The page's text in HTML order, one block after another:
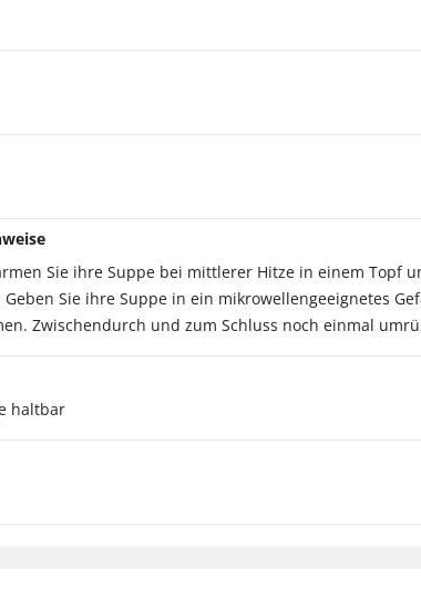
Sie ihre Suppe bei mittlerer Hitze in einem Topf
Sie ihre Suppe in ein mikrowellengeeignetes
Zwischendurch und zum Schluss noch einmal
haltbar